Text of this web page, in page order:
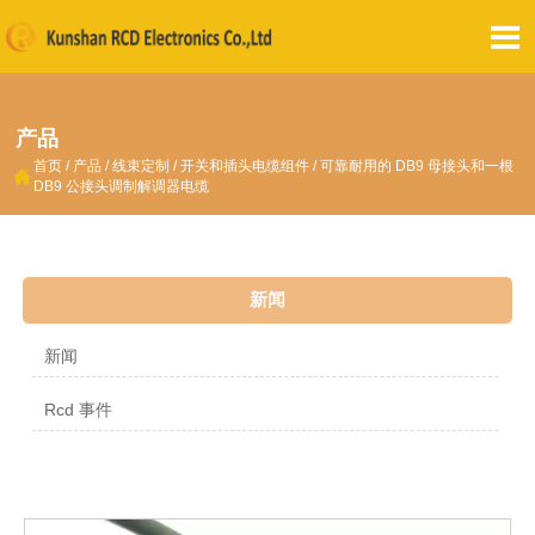

产品
 首页 / 产品 /线束定制 /开关和插头电缆组件 /可靠耐用的 DB9 母接头和一根
DB9 公接头调制解调器电缆
新闻
新闻
Rcd 事件